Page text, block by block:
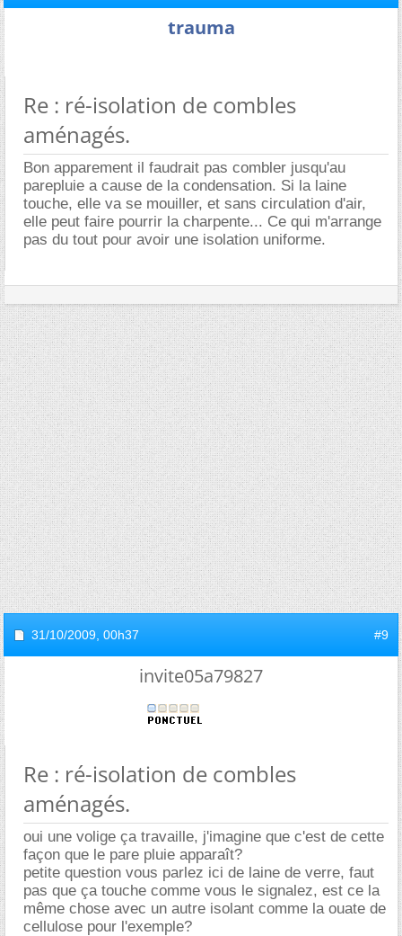
trauma
Re : ré-isolation de combles
aménagés.
Bon apparement il faudrait pas combler jusqu'au
parepluie a cause de la condensation. Si la laine
touche, elle va se mouiller, et sans circulation d'air,
elle peut faire pourrir la charpente... Ce qui m'arrange
pas du tout pour avoir une isolation uniforme.
31/10/2009, 00h37 #9
invite05a79827
Re : ré-isolation de combles
aménagés.
oui une volige ça travaille, j'imagine que c'est de cette
façon que le pare pluie apparaît?
petite question vous parlez ici de laine de verre, faut
pas que ça touche comme vous le signalez, est ce la
même chose avec un autre isolant comme la ouate de
cellulose pour l'exemple?